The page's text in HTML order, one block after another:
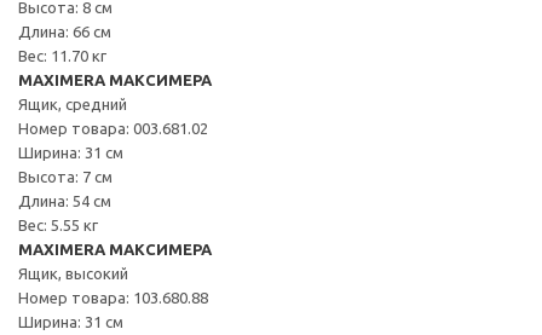
Высота: 8 см
Длина: 66 см
Вес: 11.70 кг
MAXIMERA МАКСИМЕРА
Ящик, средний
Номер товара: 003.681.02
Ширина: 31 см
Высота: 7 см
Длина: 54 см
Вес: 5.55 кг
MAXIMERA МАКСИМЕРА
Ящик, высокий
Номер товара: 103.680.88
Ширина: 31 см